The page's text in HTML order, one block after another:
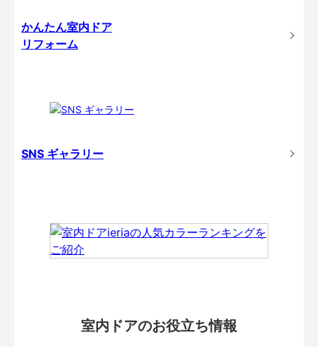
かんたん室内ドア
リフォーム
SNS ギャラリー
室内ドアのお役立ち情報